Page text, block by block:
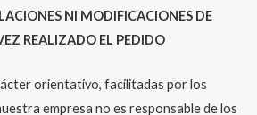
NI MODIFICACIONES DE
REALIZADO EL PEDIDO
orientativo, facilitadas por los
empresa no es responsable de los